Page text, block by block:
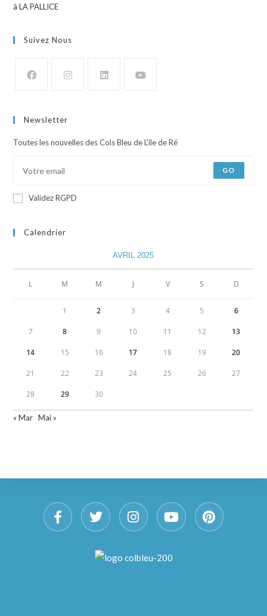
Suivez Nous
Newsletter
Toutes les nouvelles des Cols Bleu de L'ile de Ré
GO
Validez RGPD
Calendrier
AVRIL 2025
L M M J V S D
1 2 3 4 5 6
7 8 9 10 11 12 13
14 15 16 17 18 19 20
21 22 23 24 25 26 27
28 29 30
« Mar Mai »